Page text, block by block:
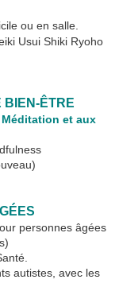
ou en salle.
Usui Shiki Ryoho
BIEN-ÊTRE
et aux
personnes âgées
autistes, avec les